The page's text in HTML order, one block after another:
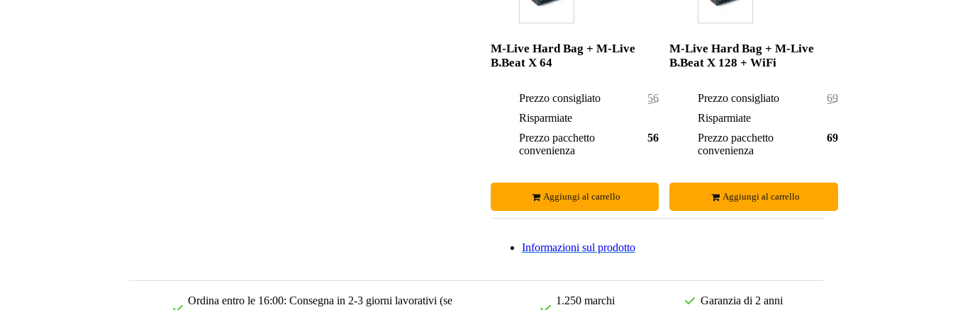
M-Live Hard Bag + M-Live
B.Beat X 64
Prezzo consigliato
568,00 €
Risparmiate
Prezzo pacchetto
convenienza
565,00 €
Aggiungi al carrello
M-Live Hard Bag + M-Live
B.Beat X 128 + WiFi
Prezzo consigliato
698,00 €
Risparmiate
Prezzo pacchetto
convenienza
695,00 €
Aggiungi al carrello
Informazioni sul prodotto
Ordina entro le 16:00: Consegna in 2-3 giorni lavorativi (se
1.250 marchi
Garanzia di 2 anni